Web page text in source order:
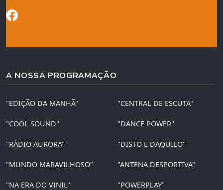
A NOSSA PROGRAMAÇÃO
"EDIÇÃO DA MANHÃ" "CENTRAL DE ESCUTA"
"COOL SOUND" "DANCE POWER"
"RÁDIO AURORA" "DISTO E DAQUILO"
"MUNDO MARAVILHOSO" "ANTENA DESPORTIVA"
"NA ERA DO VINIL" "POWERPLAY"